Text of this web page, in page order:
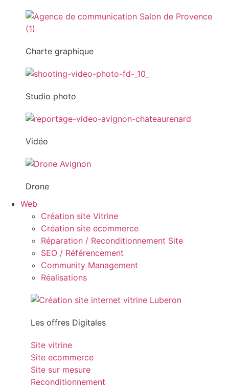
Charte graphique
Studio photo
Vidéo
Drone
Web
Création site Vitrine
Création site ecommerce
Réparation / Reconditionnement Site
SEO / Référencement
Community Management
Réalisations
Les offres Digitales
Site vitrine
Site ecommerce
Site sur mesure
Reconditionnement